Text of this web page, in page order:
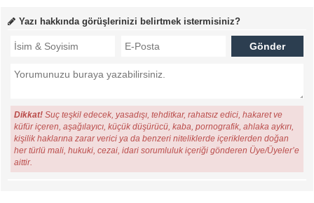
Yazı hakkında görüşlerinizi belirtmek istermisiniz?
Dikkat! Suç teşkil edecek, yasadışı, tehditkar, rahatsız edici, hakaret ve
küfür içeren, aşağılayıcı, küçük düşürücü, kaba, pornografik, ahlaka aykırı,
kişilik haklarına zarar verici ya da benzeri niteliklerde içeriklerden doğan
her türlü mali, hukuki, cezai, idari sorumluluk içeriği gönderen Üye/Üyeler’e
aittir.